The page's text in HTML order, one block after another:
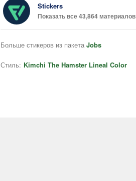
Stickers
Показать все 43,864 материалов
Больше стикеров из пакета Jobs
Стиль: Kimchi The Hamster Lineal Color